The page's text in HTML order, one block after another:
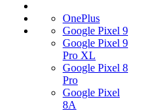
OnePlus
Google Pixel 9
Google Pixel 9
Pro XL
Google Pixel 8
Pro
Google Pixel
8A